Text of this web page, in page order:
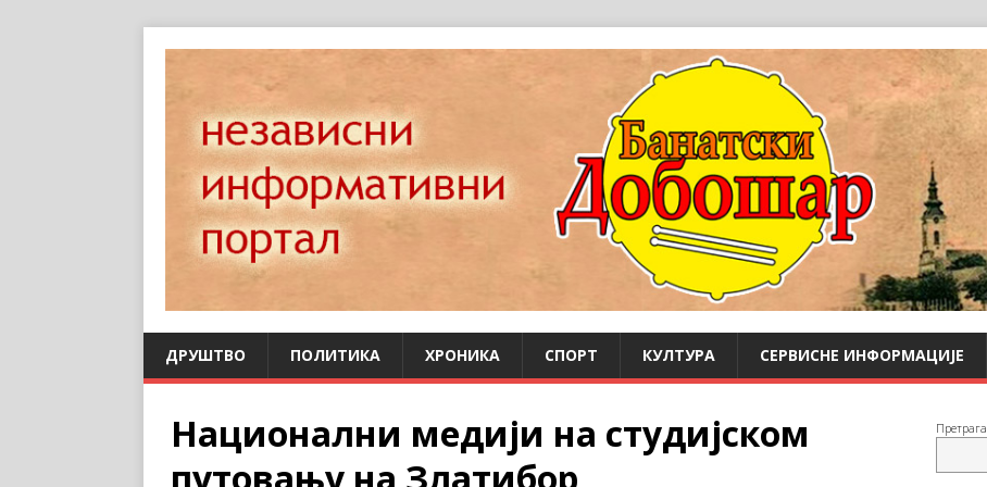
ДРУШТВО ПОЛИТИКА ХРОНИКА СПОРТ КУЛТУРА СЕРВИСНЕ ИНФОРМАЦИЈЕ
Национални медији на студијском
Претрага